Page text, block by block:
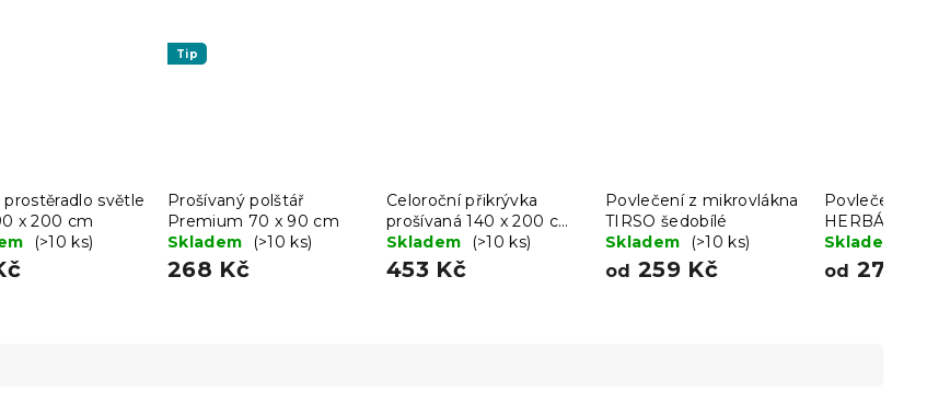
prostěradlo světle
x 200 cm
(>10 ks)
Tip
Prošívaný polštář
Premium 70 x 90 cm
Skladem
(>10 ks)
268 Kč
Celoroční přikrývka
prošívaná 140 x 200 cm
s polštářem BASIC 70 x
90 cm
Skladem (>10 ks)
453 Kč
Povlečení z mikrovlákna
TIRSO šedobílé
Skladem
(>10 ks)
od 259 Kč
Povlečení z
HERBÁŘ
Skladem
od 277